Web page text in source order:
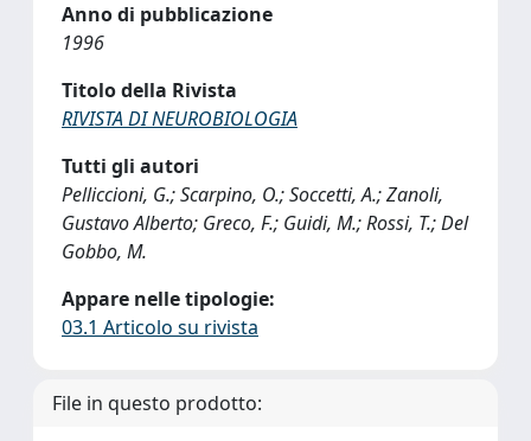
Anno di pubblicazione
1996
Titolo della Rivista
RIVISTA DI NEUROBIOLOGIA
Tutti gli autori
Pelliccioni, G.; Scarpino, O.; Soccetti, A.; Zanoli,
Gustavo Alberto; Greco, F.; Guidi, M.; Rossi, T.; Del
Gobbo, M.
Appare nelle tipologie:
03.1 Articolo su rivista
File in questo prodotto: